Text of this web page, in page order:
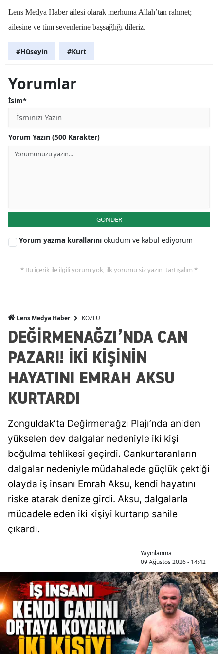
Lens Medya Haber ailesi olarak merhuma Allah’tan rahmet;
ailesine ve tüm sevenlerine başsağlığı dileriz.
#Hüseyin #Kurt
Yorumlar
İsim*
Yorum Yazın (500 Karakter)
GÖNDER
Yorum yazma kurallarını okudum ve kabul ediyorum
* Bu içerik ile ilgili yorum yok, ilk yorumu siz yazın, tartışalım *
Lens Medya Haber KOZLU
DEĞİRMENAĞZI’NDA CAN
PAZARI! İKİ KİŞİNİN
HAYATINI EMRAH AKSU
KURTARDI
Zonguldak’ta Değirmenağzı Plajı’nda aniden
yükselen dev dalgalar nedeniyle iki kişi
boğulma tehlikesi geçirdi. Cankurtaranların
dalgalar nedeniyle müdahalede güçlük çektiği
olayda iş insanı Emrah Aksu, kendi hayatını
riske atarak denize girdi. Aksu, dalgalarla
mücadele eden iki kişiyi kurtarıp sahile
çıkardı.
Yayınlanma
09 Ağustos 2026 - 14:42